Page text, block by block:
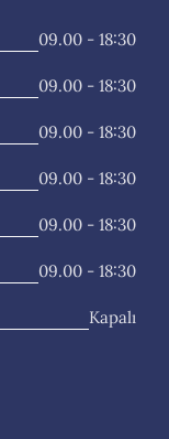
09.00 - 18:30
09.00 - 18:30
09.00 - 18:30
09.00 - 18:30
09.00 - 18:30
09.00 - 18:30
Kapalı